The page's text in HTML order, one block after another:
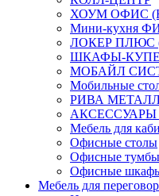
ХОУМ ОФИС
Мини-кухня
ЛОКЕР ПЛЮС
ШКАФЫ-КУПЕ
МОБАЙЛ
Мобильные
РИВА МЕТАЛЛ
Мебель для
Офисные столы
Офисные тумбы
Офисные
Мебель для